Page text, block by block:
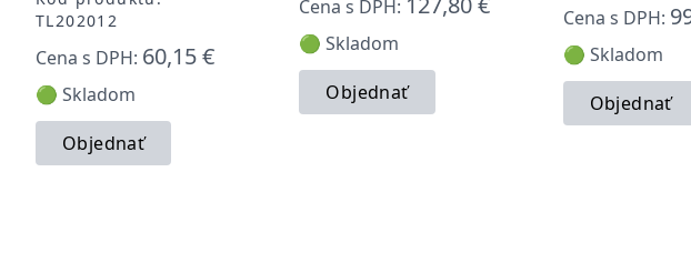
TL202012
Cena s DPH: 60,15 €
🟢 Skladom
Objednať
Cena s DPH:
🟢 Skladom
Objednať
Cena s DPH:
🟢 Skladom
Objednať